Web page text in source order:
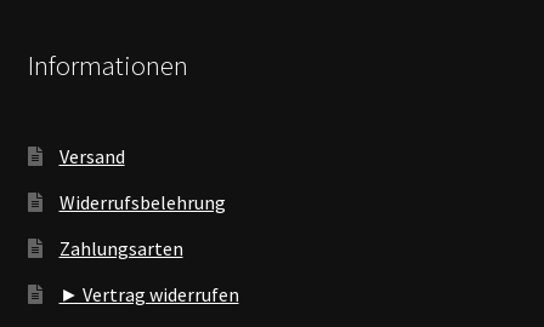
Informationen
Versand
Widerrufsbelehrung
Zahlungsarten
► Vertrag widerrufen